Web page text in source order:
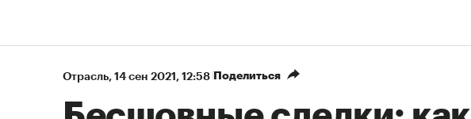
Отрасль⁠, 14 сен 2021, 12:58 Поделиться